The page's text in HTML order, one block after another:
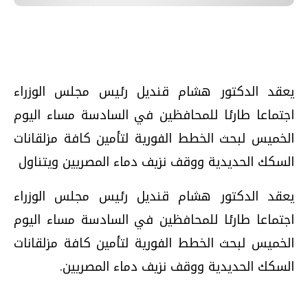
يعقد الدكتور هشام قنديل رئيس مجلس الوزراء
اجتماعا طارئا للمحافظين في السادسة مساء اليوم
الخميس لبحث الخطط الفورية لتأمين كافة مزلقانات
السكك الحديدية ووقف نزيف دماء المصريين ويتناول
يعقد الدكتور هشام قنديل رئيس مجلس الوزراء
اجتماعا طارئا للمحافظين في السادسة مساء اليوم
الخميس لبحث الخطط الفورية لتأمين كافة مزلقانات
السكك الحديدية ووقف نزيف دماء المصريين.